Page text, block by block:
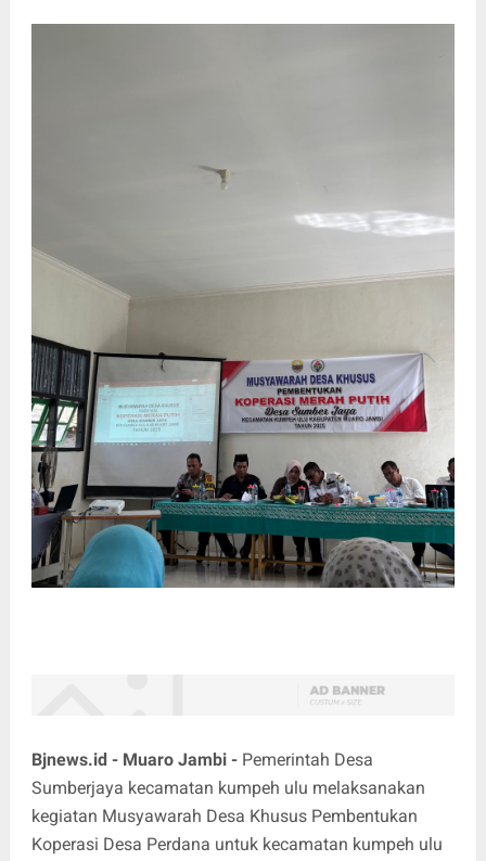
Bjnews.id - Muaro Jambi -Pemerintah Desa
Sumberjaya kecamatan kumpeh ulu melaksanakan
kegiatan Musyawarah Desa Khusus Pembentukan
Koperasi Desa Perdana untuk kecamatan kumpeh ulu